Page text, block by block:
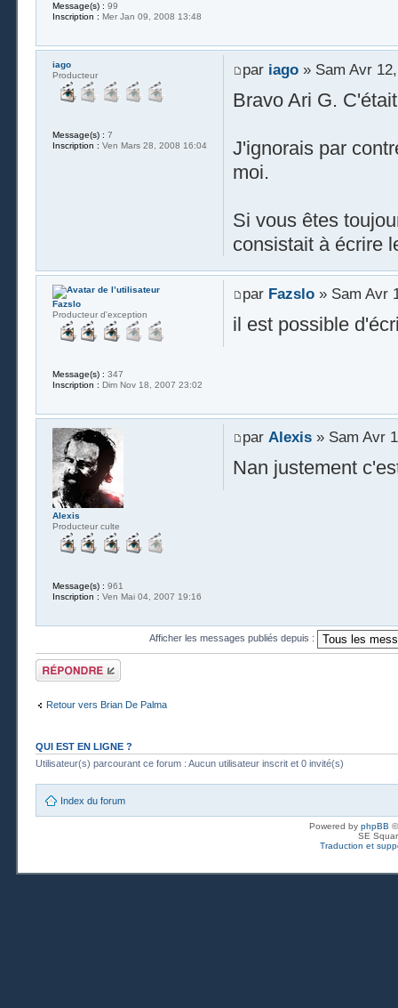
Message(s) : 99
Inscription : Mer Jan 09, 2008 13:48
par iago» Sam Avr
Bravo Ari G.
J'ignorais par
moi.
Si vous êtes
consistait à écrire
iago
Producteur
Message(s) : 7
Inscription : Ven Mars 28, 2008 16:04
par Fazslo» Sam Avr
il est possible
Fazslo
Producteur d'exception
Message(s) : 347
Inscription : Dim Nov 18, 2007 23:02
par Alexis» Sam Avr
Nan justement
Alexis
Producteur culte
Message(s) : 961
Inscription : Ven Mai 04, 2007 19:16
Afficher les messages publiés depuis :
Publier une
réponse
Retour vers Brian De Palma
QUI EST EN LIGNE ?
Utilisateur(s) parcourant ce forum : Aucun utilisateur inscrit et 0 invité(s)
Index du forum
Powered by phpBB
SE
Traduction et